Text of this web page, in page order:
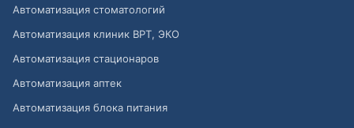
Автоматизация стоматологий
Автоматизация клиник ВРТ, ЭКО
Автоматизация стационаров
Автоматизация аптек
Автоматизация блока питания